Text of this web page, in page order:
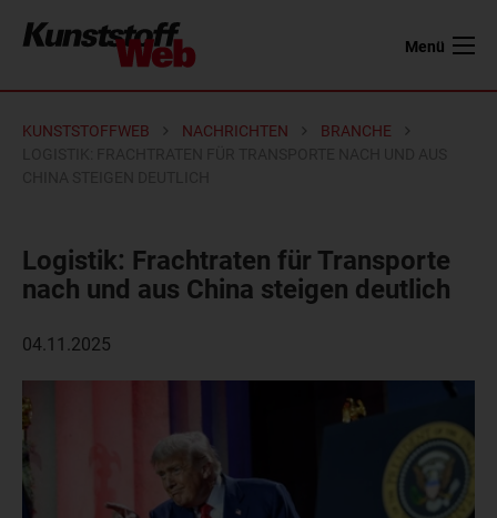
Menü
KUNSTSTOFFWEB NACHRICHTEN
BRANCHE
Logistik: Frachtraten für Transporte
nach und aus China steigen deutlich
04.11.2025